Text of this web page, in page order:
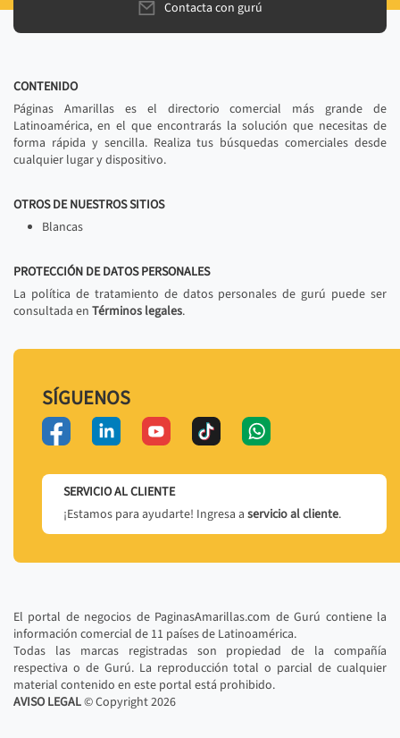
Contacta con gurú
CONTENIDO
Páginas Amarillas es el directorio comercial más grande de
Latinoamérica, en el que encontrarás la solución que necesitas de
forma rápida y sencilla. Realiza tus búsquedas comerciales desde
cualquier lugar y dispositivo.
OTROS DE NUESTROS SITIOS
Blancas
PROTECCIÓN DE DATOS PERSONALES
La política de tratamiento de datos personales de gurú puede ser
consultada en Términos legales.
SÍGUENOS
SERVICIO AL CLIENTE
¡Estamos para ayudarte! Ingresa a servicio al cliente.
El portal de negocios de PaginasAmarillas.com de Gurú contiene la
información comercial de 11 países de Latinoamérica.
Todas las marcas registradas son propiedad de la compañía
respectiva o de Gurú. La reproducción total o parcial de cualquier
material contenido en este portal está prohibido.
AVISO LEGAL© Copyright2026